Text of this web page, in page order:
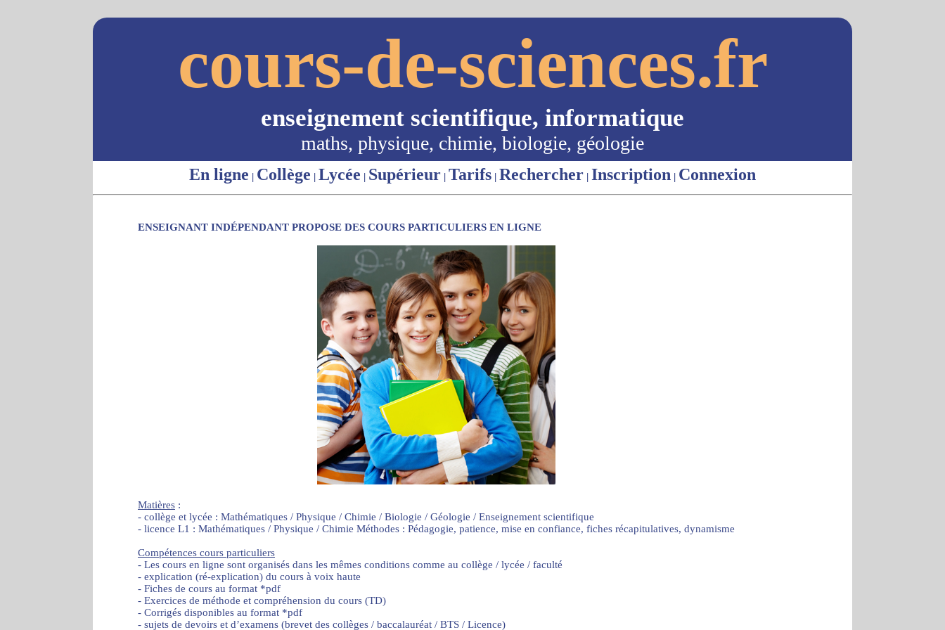
cours-de-sciences.fr
enseignement scientifique, informatique
maths, physique, chimie, biologie, géologie
En ligne | Collège | Lycée | Supérieur | Tarifs | Rechercher | Inscription | Connexion
ENSEIGNANT INDÉPENDANT PROPOSE DES COURS PARTICULIERS EN LIGNE
Matières :
- collège et lycée : Mathématiques / Physique / Chimie / Biologie / Géologie / Enseignement scientifique
- licence L1 : Mathématiques / Physique / Chimie Méthodes : Pédagogie, patience, mise en confiance, fiches récapitulatives, dynamisme
Compétences cours particuliers
- Les cours en ligne sont organisés dans les mêmes conditions comme au collège / lycée / faculté
- explication (ré-explication) du cours à voix haute
- Fiches de cours au format *pdf
- Exercices de méthode et compréhension du cours (TD)
- Corrigés disponibles au format *pdf
- sujets de devoirs et d’examens (brevet des collèges / baccalauréat / BTS / Licence)